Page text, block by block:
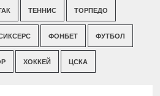
ТЕННИС ТОРПЕДО
ФОНБЕТ ФУТБОЛ
ХОККЕЙ ЦСКА